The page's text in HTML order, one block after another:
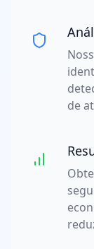
de